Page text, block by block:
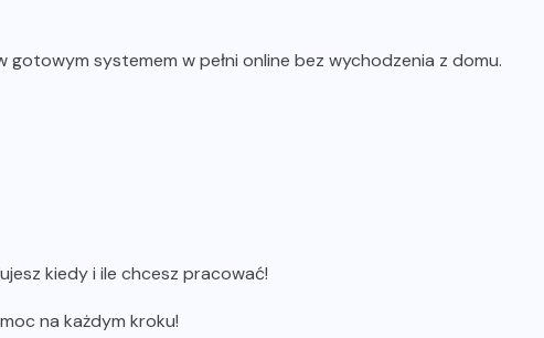
systemem w pełni online bez wychodzenia z domu.
kiedy i ile chcesz pracować!
na każdym kroku!